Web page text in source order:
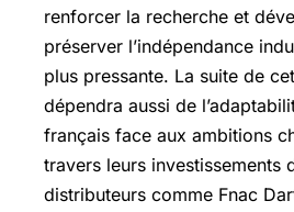
renforcer la recherche et
préserver l’indépendance
plus pressante. La suite de
dépendra aussi de
français face aux ambitions
travers leurs investissements
distributeurs comme Fnac